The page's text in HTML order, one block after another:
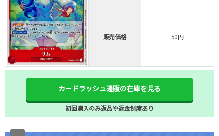
販売価格 50円
カードラッシュ通販の在庫を見る
初回購入のみ返品や返金制度あり